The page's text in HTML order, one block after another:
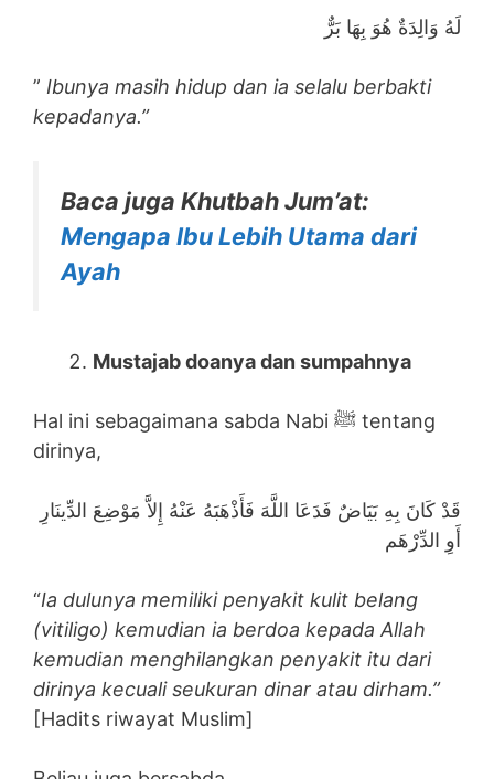
لَهُ وَالِدَةٌ هُوَ بِهَا بَرٌّ
” Ibunya masih hidup dan ia selalu berbakti
kepadanya.”
Baca juga Khutbah Jum’at:
Mengapa Ibu Lebih Utama dari
Ayah
Mustajab doanya dan sumpahnya
Hal ini sebagaimana sabda Nabi ﷺ tentang
dirinya,
قَدْ كَانَ بِهِ بَيَاضٌ فَدَعَا اللَّهَ فَأَذْهَبَهُ عَنْهُ إِلاَّ مَوْضِعَ الدِّينَارِ
أَوِ الدِّرْهَم
“Ia dulunya memiliki penyakit kulit belang
(vitiligo) kemudian ia berdoa kepada Allah
kemudian menghilangkan penyakit itu dari
dirinya kecuali seukuran dinar atau dirham.”
[Hadits riwayat Muslim]